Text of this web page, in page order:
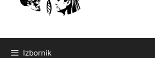
Izbornik